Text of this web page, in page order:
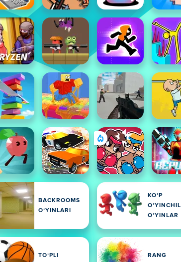
BACKROOMS
OʻYINLARI
KOʻP
OʻYINCHILI
OʻYINLAR
TOʻPLI
RANG